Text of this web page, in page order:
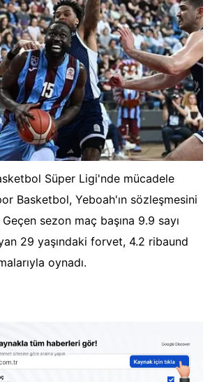
Süper Ligi'nde mücadele
Basketbol, Yeboah'ın sözleşmesini
sezon maç başına 9.9 sayı
29 yaşındaki forvet, 4.2 ribaund
oynadı.